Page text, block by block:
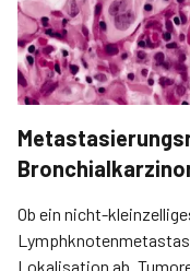
Ob ein nicht-
Lokalisation ab.